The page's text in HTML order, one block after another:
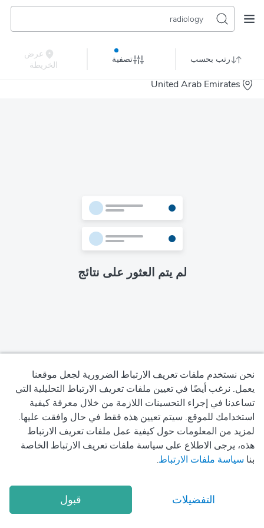
radiology
رتب بحسب تصفية
عرض
الخريطة
United Arab Emirates
لم يتم العثور على نتائج
2026 Okadoc Technologies FZ-LLC
سياسة الخصوصية
شروط الاستخدام
سياسة ملفات تعريف الارتباط
نحن نستخدم ملفات تعريف الارتباط الضرورية لجعل موقعنا
يعمل. نرغب أيضًا في تعيين ملفات تعريف الارتباط التحليلية التي
تساعدنا في إجراء التحسينات اللازمة من خلال معرفة كيفية
استخدامك للموقع. سيتم تعيين هذه فقط في حال وافقت عليها.
لمزيد من المعلومات حول كيفية عمل ملفات تعريف الارتباط
هذه، يرجى الاطلاع على سياسة ملفات تعريف الارتباط الخاصة
بنا سياسة ملفات الارتباط.
التفضيلات قبول